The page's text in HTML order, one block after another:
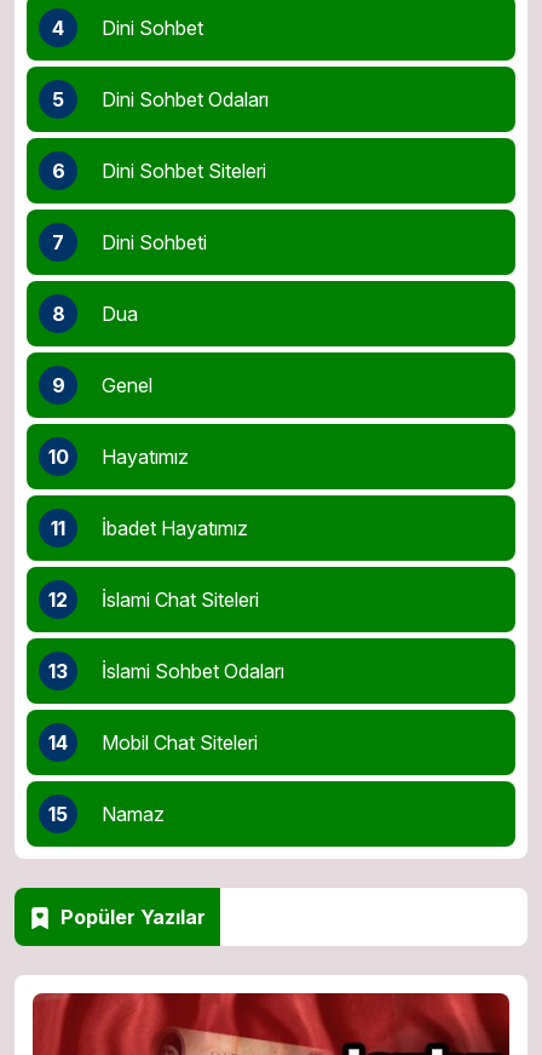
4 Dini Sohbet
5 Dini Sohbet Odaları
6 Dini Sohbet Siteleri
7 Dini Sohbeti
8 Dua
9 Genel
10 Hayatımız
11 İbadet Hayatımız
12 İslami Chat Siteleri
13 İslami Sohbet Odaları
14 Mobil Chat Siteleri
15 Namaz
Popüler Yazılar